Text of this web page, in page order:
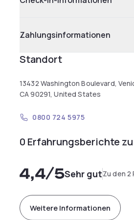
Zahlungsinformationen
Standort
13432 Washington Boulevard,
CA 90291, United States
0800 724 5975
0 Erfahrungsberichte
4,4/5Sehr gutZu den 2
Weitere Informationen